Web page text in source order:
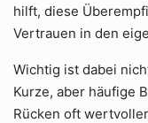
hilft, diese
Vertrauen in den
Wichtig ist dabei
Kurze, aber häufige
Rücken oft